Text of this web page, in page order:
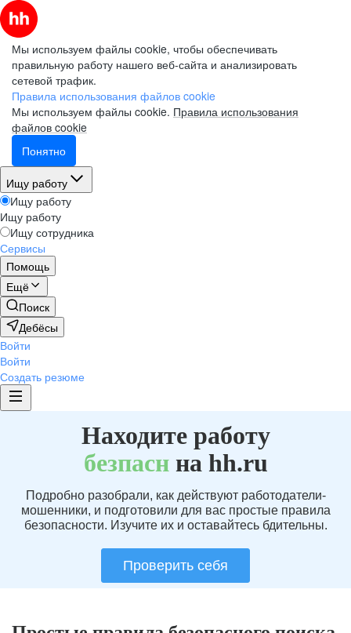
Мы используем файлы cookie, чтобы обеспечивать
правильную работу нашего веб-сайта и анализировать
сетевой трафик.
Правила использования файлов cookie
Мы используем файлы cookie. Правила использования
файлов cookie
Понятно
Ищу работу
Ищу работу
Ищу работу
Ищу сотрудника
Сервисы
Помощь
Ещё
Поиск
Дебёсы
Войти
Войти
Создать резюме
Находите работу
безпаснна hh.ru
Подробно разобрали, как действуют работодатели-
мошенники, и подготовили для вас простые правила
безопасности. Изучите их и оставайтесь бдительны.
Проверить себя